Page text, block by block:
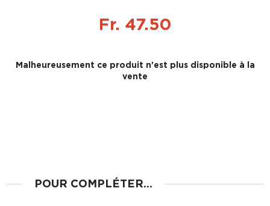
Fr. 47.50
Malheureusement ce produit n'est plus disponible à la
vente
POUR COMPLÉTER...